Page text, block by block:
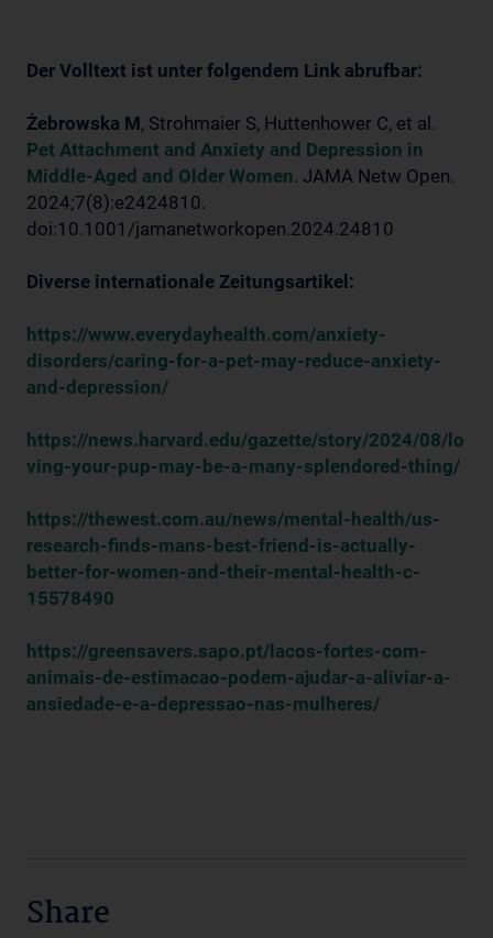
Der Volltext ist unter folgendem Link abrufbar:
Żebrowska M, Strohmaier S, Huttenhower C, et al.
Pet Attachment and Anxiety and Depression in
Middle-Aged and Older Women. JAMA Netw Open.
2024;7(8):e2424810.
doi:10.1001/jamanetworkopen.2024.24810
Diverse internationale Zeitungsartikel:
https://www.everydayhealth.com/anxiety-
disorders/caring-for-a-pet-may-reduce-anxiety-
and-depression/
https://news.harvard.edu/gazette/story/2024/08/lo
ving-your-pup-may-be-a-many-splendored-thing/
https://thewest.com.au/news/mental-health/us-
research-finds-mans-best-friend-is-actually-
better-for-women-and-their-mental-health-c-
15578490
https://greensavers.sapo.pt/lacos-fortes-com-
animais-de-estimacao-podem-ajudar-a-aliviar-a-
ansiedade-e-a-depressao-nas-mulheres/
Share